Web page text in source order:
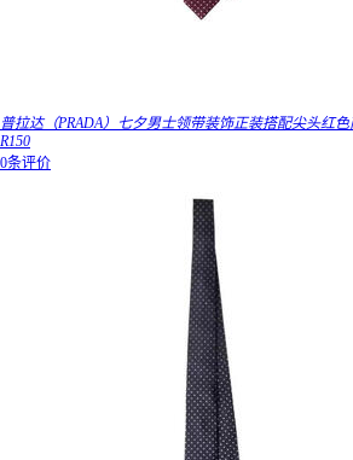
普拉达（PRADA）七夕男士领带装饰正装搭配尖头红
R150
0条评价